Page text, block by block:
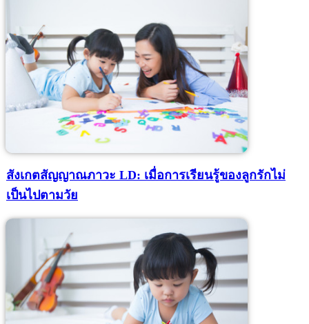
สังเกตสัญญาณภาวะ LD: เมื่อการเรียนรู้ของลูกรักไม่
เป็นไปตามวัย